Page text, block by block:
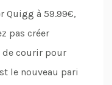
Quigg à 59.99€,
pas créer
de courir pour
le nouveau pari